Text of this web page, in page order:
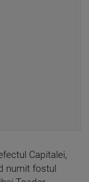
Capitalei,
numit fostul